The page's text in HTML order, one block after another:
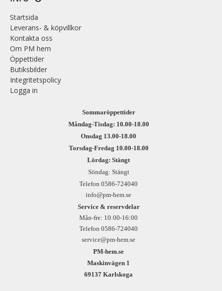
Startsida
Leverans- & köpvillkor
Kontakta oss
Om PM hem
Öppettider
Butiksbilder
Integritetspolicy
Logga in
Sommaröppettider
Måndag-Tisdag: 10.00-18.00
Onsdag 13.00-18.00
Torsdag-Fredag 10.00-18.00
Lördag: Stängt
Söndag: Stängt
Telefon 0586-724040
info@pm-hem.se
Service & reservdelar
Mån-fre: 10:00-16:00
Telefon 0586-724040
service@pm-hem.se
PM-hem.se
Maskinvägen 1
69137 Karlskoga